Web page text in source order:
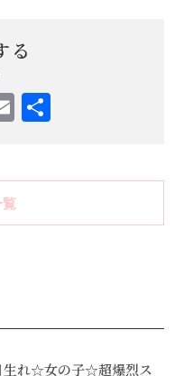
る
Email
覧
れ☆女の子☆超爆烈ス